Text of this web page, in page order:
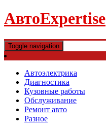
АвтоExpertise
Toggle navigation
Автоэлектрика
Диагностика
Кузовные работы
Обслуживание
Ремонт авто
Разное